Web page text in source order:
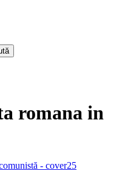
romana in